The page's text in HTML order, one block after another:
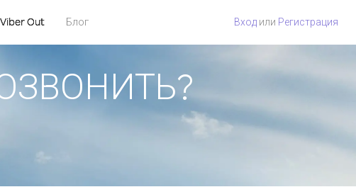
Viber Out Блог Вход или Регистрация